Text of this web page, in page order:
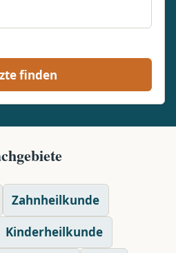
finden
Zahnheilkunde
Kinderheilkunde